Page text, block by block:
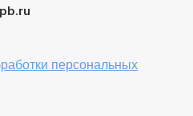
персональных